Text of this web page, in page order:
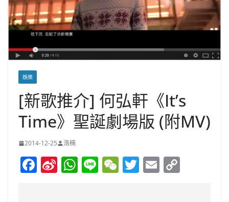
娛樂
[新歌推介] 何弘軒《It’s
Time》聖誕劇場版 (附MV)
2014-12-25 浩楠
F Si W Li W T E